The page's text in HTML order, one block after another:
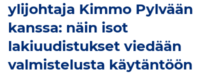
ylijohtaja Kimmo Pylvään
kanssa: näin isot
lakiuudistukset viedään
valmistelusta käytäntöön